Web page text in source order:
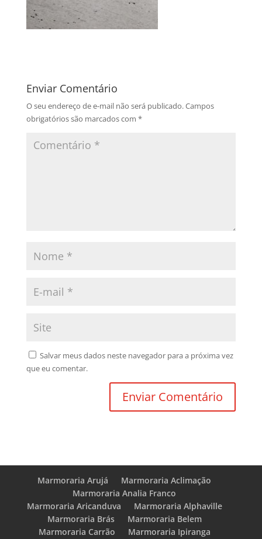
Enviar Comentário
O seu endereço de e-mail não será publicado.Campos
obrigatórios são marcados com *
Salvar meus dados neste navegador para a próxima vez
que eu comentar.
Marmoraria Arujá
Marmoraria Aclimação
Marmoraria Analia Franco
Marmoraria Aricanduva
Marmoraria Alphaville
Marmoraria Brás
Marmoraria Belem
Marmoraria Carrão
Marmoraria Ipiranga